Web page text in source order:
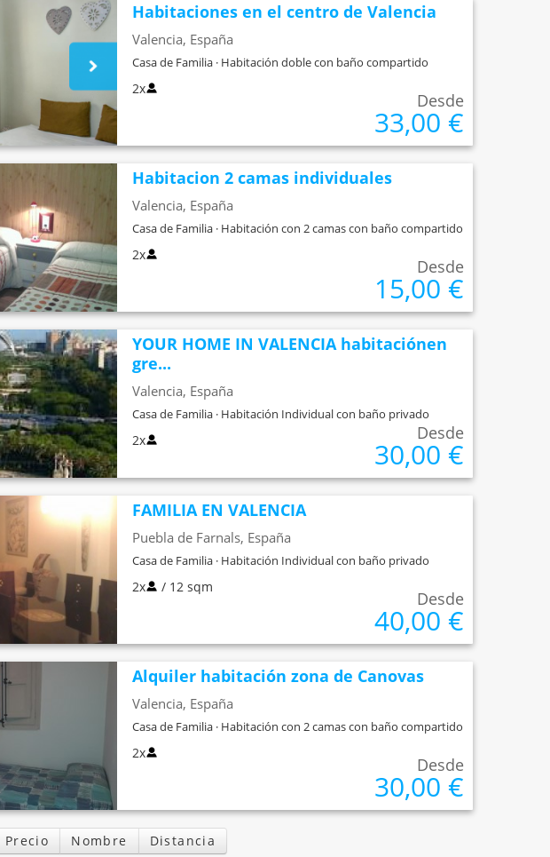
Habitaciones en el centro de Valencia
Valencia, España
Casa de Familia · Habitación doble con baño compartido
2x
Desde
33,00 €
Habitacion 2 camas individuales
Valencia, España
Casa de Familia · Habitación con 2 camas con baño compartido
2x
Desde
15,00 €
YOUR HOME IN VALENCIA habitaciónen
gre...
Valencia, España
Casa de Familia · Habitación Individual con baño privado
2x Desde
30,00 €
FAMILIA EN VALENCIA
Puebla de Farnals, España
Casa de Familia · Habitación Individual con baño privado
2x / 12 sqm
Desde
40,00 €
Alquiler habitación zona de Canovas
Valencia, España
Casa de Familia · Habitación con 2 camas con baño compartido
2x
Desde
30,00 €
Precio Nombre Distancia